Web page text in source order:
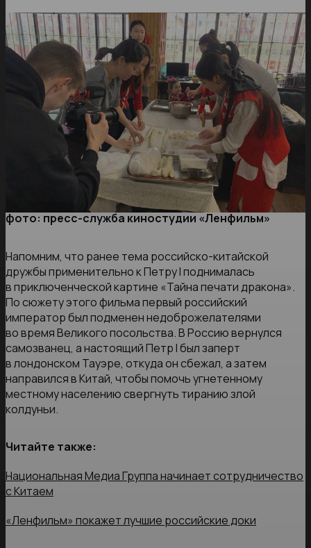
фото: пресс-служба киностудии «Ленфильм»
Напомним, что ранее тема российско-китайской
дружбы применительно к Петру I поднималась
в приключенческой картине «Тайна печати дракона».
По сюжету этого фильма первый российский
император был подменен недоброжелателями
во время Великого посольства. В Россию вернулся
самозванец, а настоящий Петр I был заперт
в лондонском Тауэре, откуда он сбежал, а затем
направился в Китай, чтобы помочь угнетенному
местному населению свергнуть тиранию злой
колдуньи.
Читайте также:
Национальная Медиа Группа начинает сотрудничество
с Китаем
«Ленфильм» покажет лучшие российские доки